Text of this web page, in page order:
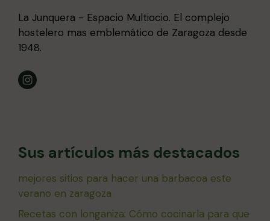
La Junquera - Espacio Multiocio. El complejo
hostelero mas emblemático de Zaragoza desde
1948.
Sus artículos más destacados
mejores sitios para hacer una barbacoa este
verano en zaragoza
Recetas con longaniza: Cómo cocinarla para que